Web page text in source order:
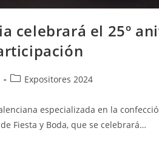
celebrará el 25º
Expositores 2024
especializada en la
Fiesta y Boda, que se celebrará…